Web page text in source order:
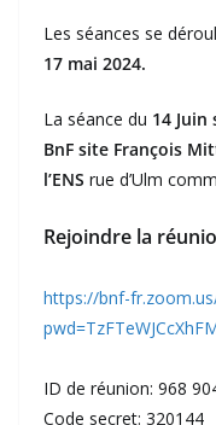
Les séances se
17 mai 2024.
La séance du 14
BnF site François
l’ENS rue d’Ulm
Rejoindre la
https://bnf-
ID de réunion: 968
Code secret: 320144